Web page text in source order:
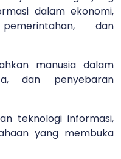
dalam ekonomi,
dan
manusia dalam
dan penyebaran
teknologi informasi,
yang membuka